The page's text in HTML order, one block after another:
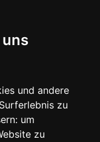
und andere
zu
um
zu